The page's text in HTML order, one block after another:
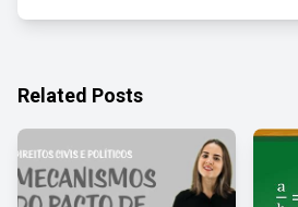
Related Posts